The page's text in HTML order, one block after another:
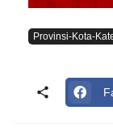
Provinsi-Kota-